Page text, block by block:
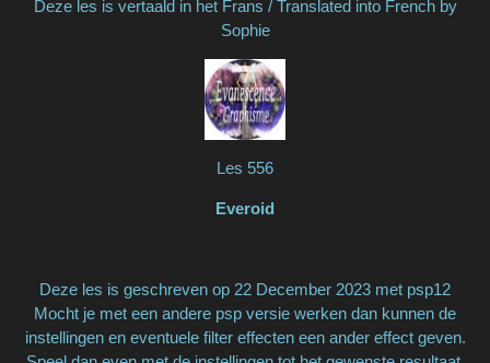
Deze les is vertaald in het Frans / Translated into French by
Sophie
Les 556
Everoid
Deze les is geschreven op 22 December 2023 met psp12
Mocht je met een andere psp versie werken dan kunnen de
instellingen en eventuele filter effecten een ander effect geven.